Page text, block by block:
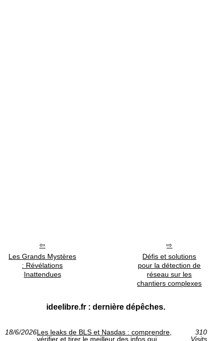
Les Grands Mystères
: Révélations
Inattendues
Défis et solutions
pour la détection de
réseau sur les
chantiers complexes
ideelibre.fr : dernière dépêches.
18/6/2026Les leaks de BLS et Nasdas : comprendre,
vérifier et tirer le meilleur des infos qui
310
Visits